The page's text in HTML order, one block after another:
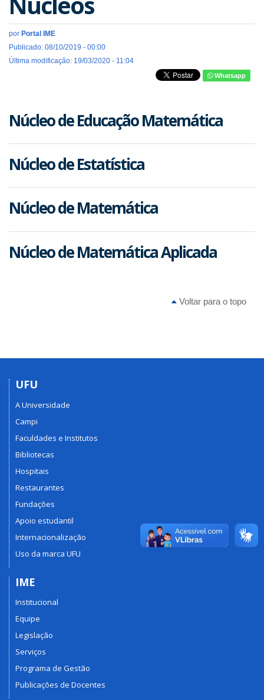
por Portal IME
Publicado: 08/10/2019 - 00:00
Última modificação: 19/03/2020 - 11:04
Whatsapp
Núcleo de Educação Matemática
Núcleo de Estatística
Núcleo de Matemática
Núcleo de Matemática Aplicada
Voltar para o topo
UFU
A Universidade
Campi
Faculdades e Institutos
Bibliotecas
Hospitais
Restaurantes
Fundações
Apoio estudantil
Internacionalização
Uso da marca UFU
IME
Institucional
Equipe
Legislação
Serviços
Programa de Gestão
Publicações de Docentes